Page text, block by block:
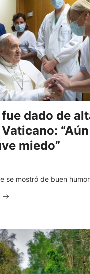
dado de
miedo”
se mostró de buen humor